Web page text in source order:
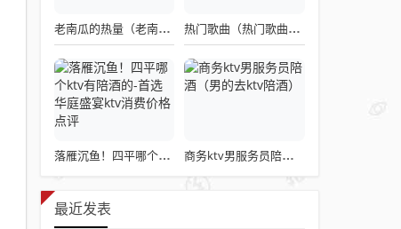
老南瓜的热量（老南瓜的热量高吗） 热门歌曲（热门歌曲2022最火前十名）
落雁沉鱼！四平哪个ktv有陪酒的-首选华庭盛宴ktv消费价格点评 商务ktv男服务员陪酒（男的去ktv陪酒）
最近发表